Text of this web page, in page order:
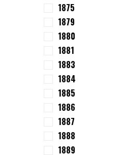
1875
1879
1880
1881
1883
1884
1885
1886
1887
1888
1889